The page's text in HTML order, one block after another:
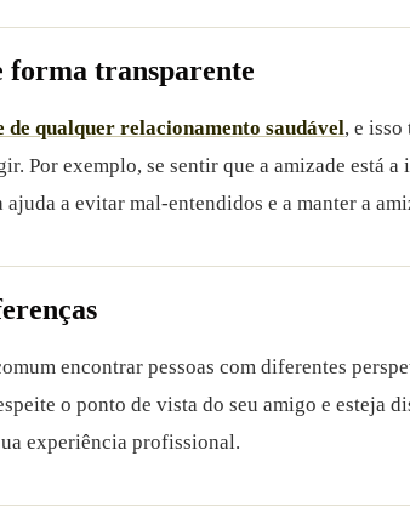
forma transparente
de qualquer relacionamento saudável, e
Por exemplo, se sentir que a amizade
ajuda a evitar mal-entendidos e a manter a
encontrar pessoas com diferentes
o ponto de vista do seu amigo e esteja
experiência profissional.